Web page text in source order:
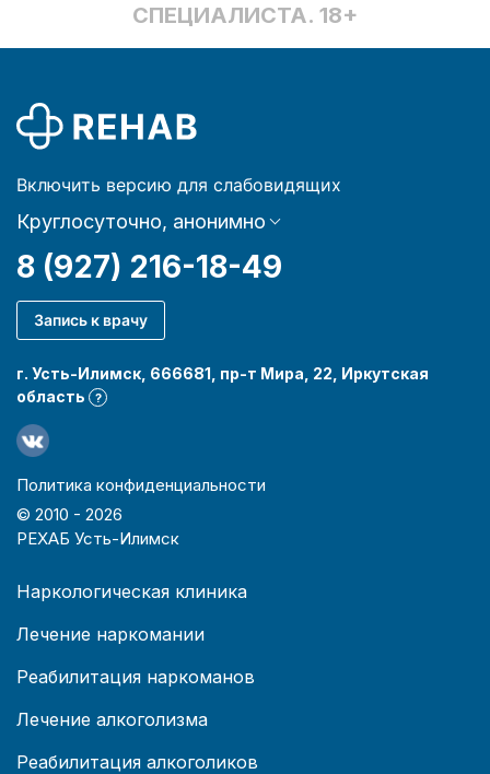
СПЕЦИАЛИСТА. 18+
Включить версию для слабовидящих
Круглосуточно, анонимно
8 (927) 216-18-49
Запись к врачу
г. Усть-Илимск, 666681, пр-т Мира, 22, Иркутская
область
?
Политика конфиденциальности
© 2010 - 2026
РЕХАБ Усть-Илимск
Наркологическая клиника
Лечение наркомании
Реабилитация наркоманов
Лечение алкоголизма
Реабилитация алкоголиков